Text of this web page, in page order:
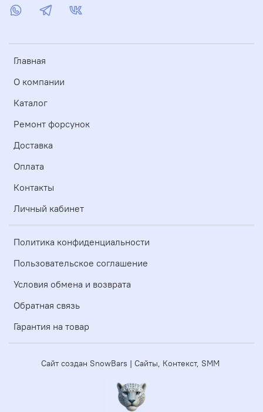
Главная
О компании
Каталог
Ремонт форсунок
Доставка
Оплата
Контакты
Личный кабинет
Политика конфиденциальности
Пользовательское соглашение
Условия обмена и возврата
Обратная связь
Гарантия на товар
Сайт создан SnowBars | Сайты, Контекст, SMM